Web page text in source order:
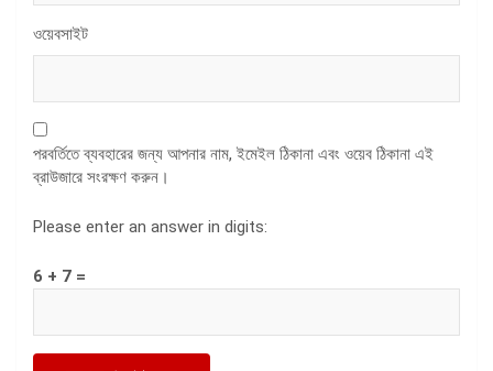
ওয়েবসাইট
পরবর্তিতে ব্যবহারের জন্য আপনার নাম, ইমেইল ঠিকানা এবং ওয়েব ঠিকানা এই
ব্রাউজারে সংরক্ষণ করুন।
Please enter an answer in digits:
6 + 7 =